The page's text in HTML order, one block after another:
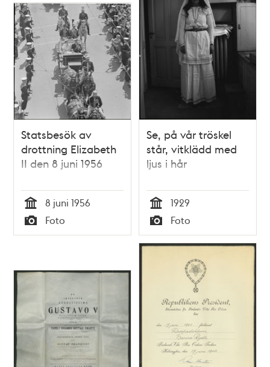
Statsbesök av
drottning Elizabeth
II den 8 juni 1956
Tid
8 juni 1956
Typ
Foto
Se, på vår tröskel
står, vitklädd med
ljus i hår
Tid
1929
Typ
Foto